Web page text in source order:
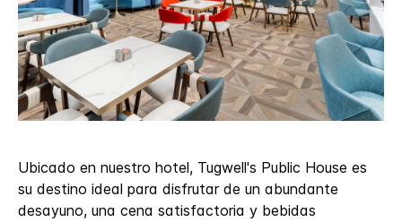
Ubicado en nuestro hotel, Tugwell's Public House es
su destino ideal para disfrutar de un abundante
desayuno, una cena satisfactoria y bebidas